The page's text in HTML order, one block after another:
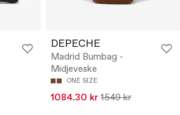
DEPECHE
Madrid Bumbag -
Midjeveske
ONE SIZE
1084.30 kr 1549 kr